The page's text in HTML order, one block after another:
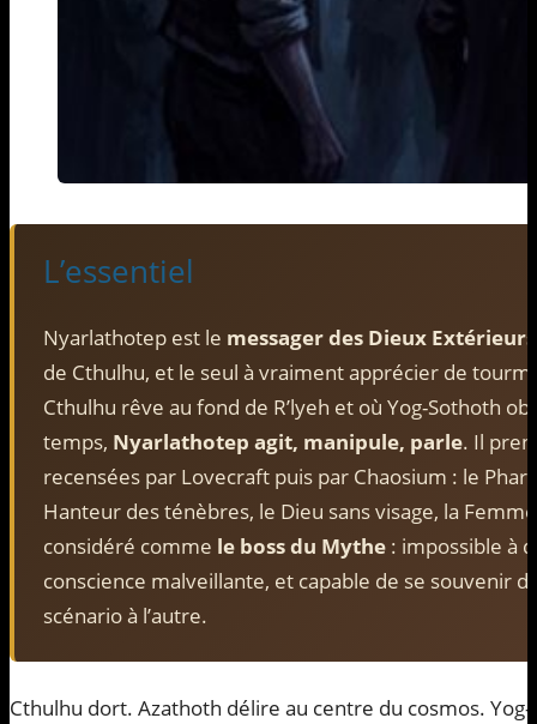
L’essentiel
Nyarlathotep est le messager des Dieux Extérieurs
de Cthulhu, et le seul à vraiment apprécier de
Cthulhu rêve au fond de R’lyeh et où Yog-Sothoth
temps, Nyarlathotep agit, manipule, parle. Il
recensées par Lovecraft puis par Chaosium : le
Hanteur des ténèbres, le Dieu sans visage, la
considéré comme le boss du Mythe : impossible à
conscience malveillante, et capable de se souvenir
scénario à l’autre.
Cthulhu dort. Azathoth délire au centre du cosmos.